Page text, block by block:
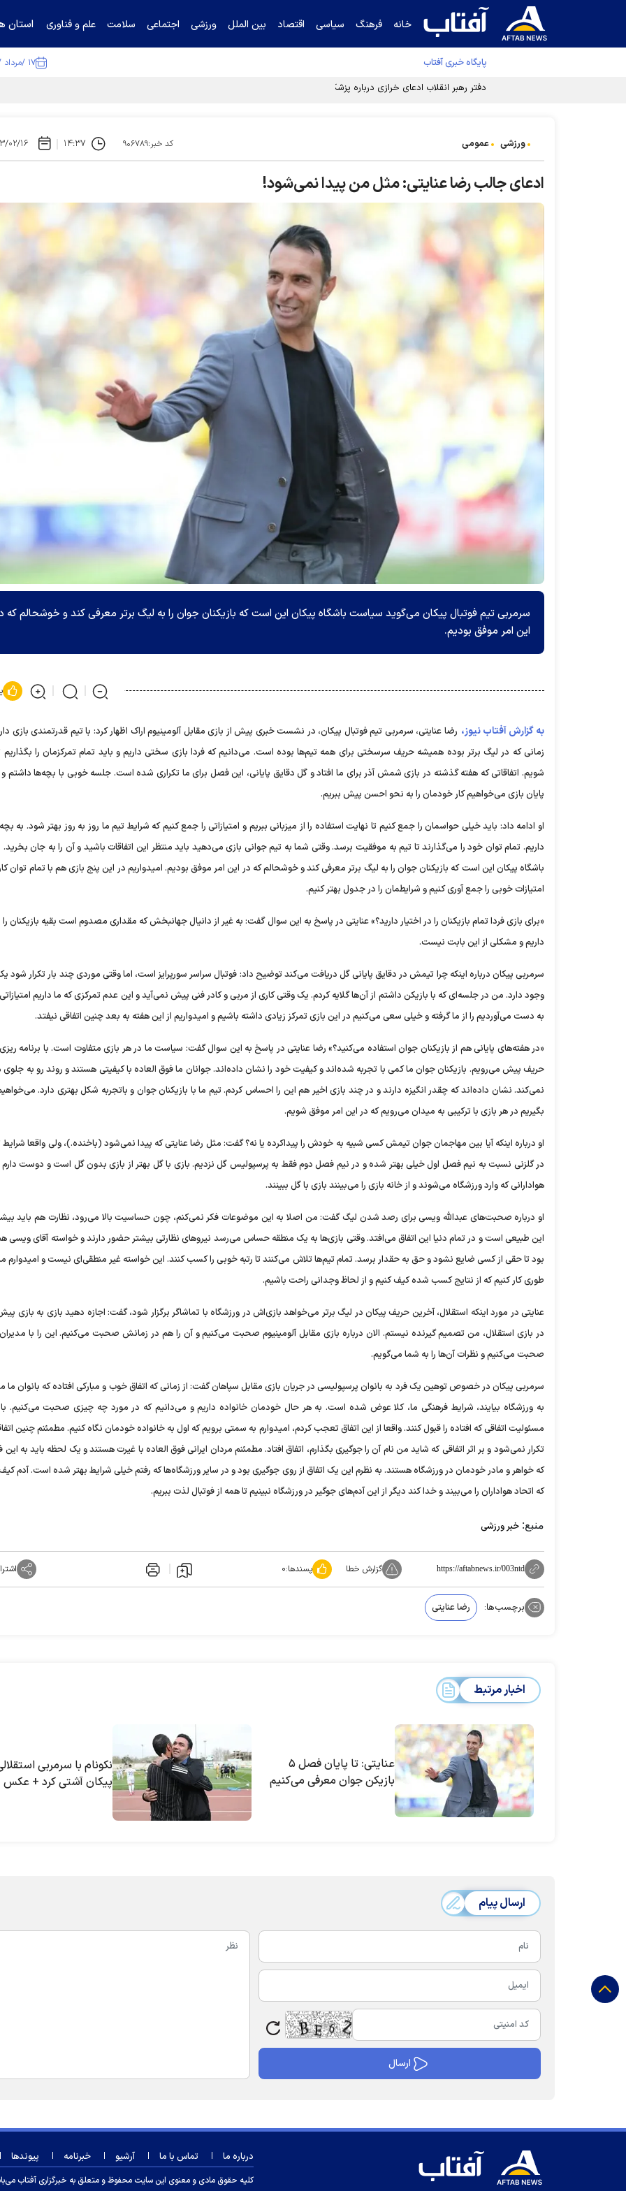
خانه فرهنگ سیاسی اقتصاد بین الملل ورزشی اجتماعی سلامت علم و فناوری استان
پایگاه خبری آفتاب ۱۷ /مرداد /۱۴۰۵
دفتر رهبر انقلاب ادعای خرازی درباره پزشکیان را تکذیب کرد
ورزشی عمومی کد خبر:۹۰۶۷۸۹ ۱۴:۳۷ ۱۴۰۳/
ادعای جالب رضا عنایتی: مثل من پیدا نمی‌شود!
سرمربی تیم فوتبال پیکان می‌گوید سیاست باشگاه پیکان این است که بازیکنان جوان را به لیگ برتر معرفی کند و خوشحالم که
این امر موفق بودیم.
به گزارش آفتاب نیوز، رضا عنایتی، سرمربی تیم فوتبال پیکان، در نشست خبری پیش از بازی مقابل آلومینیوم اراک اظهار کرد: با تیم قدرتمندی بازی
زمانی که در لیگ برتر بوده همیشه حریف سرسختی برای همه تیم‌ها بوده است. می‌دانیم که فردا بازی سختی داریم و باید تمام تمرکزمان را بگذاریم
شویم. اتفاقاتی که هفته گذشته در بازی شمش آذر برای ما افتاد و گل دقایق پایانی، این فصل برای ما تکراری شده است. جلسه خوبی با بچه‌ها داشتم
پایان بازی می‌خواهیم کار خودمان را به نحو احسن پیش ببریم.
او ادامه داد: باید خیلی حواسمان را جمع کنیم تا نهایت استفاده را از میزبانی ببریم و امتیازاتی را جمع کنیم که شرایط تیم ما روز به روز بهتر شود. به
داریم. تمام توان خود را می‌گذارند تا تیم به موفقیت برسد. وقتی شما به تیم جوانی بازی می‌دهید باید منتظر این اتفاقات باشید و آن را به جان
باشگاه پیکان این است که بازیکنان جوان را به لیگ برتر معرفی کند و خوشحالم که در این امر موفق بودیم. امیدواریم در این پنج بازی هم با تمام توان
امتیازات خوبی را جمع آوری کنیم و شرایطمان را در جدول بهتر کنیم.
«برای بازی فردا تمام بازیکنان را در اختیار دارید؟» عنایتی در پاسخ به این سوال گفت: به غیر از دانیال جهانبخش که مقداری مصدوم است بقیه بازیکنان را
داریم و مشکلی از این بابت نیست.
سرمربی پیکان درباره اینکه چرا تیمش در دقایق پایانی گل دریافت می‌کند توضیح داد: فوتبال سراسر سورپرایز است، اما وقتی موردی چند بار تکرار شود
وجود دارد. من در جلسه‌ای که با بازیکن داشتم از آن‌ها گلایه کردم. یک وقتی کاری از مربی و کادر فنی پیش نمی‌آید و این عدم تمرکزی که ما داریم
به دست می‌آوردیم را از ما گرفته و خیلی سعی می‌کنیم در این بازی تمرکز زیادی داشته باشیم و امیدواریم از این هفته به بعد چنین اتفاقی نیفتد.
«در هفته‌های پایانی هم از بازیکنان جوان استفاده می‌کنید؟» رضا عنایتی در پاسخ به این سوال گفت: سیاست ما در هر بازی متفاوت است. با برنامه ریزی
حریف پیش می‌رویم. بازیکنان جوان ما کمی با تجربه شده‌اند و کیفیت خود را نشان داده‌اند. جوانان ما فوق العاده با کیفیتی هستند و روند رو به جلوی
نمی‌کند. نشان داده‌اند که چقدر انگیزه دارند و در چند بازی اخیر هم این را احساس کردم. تیم ما با بازیکنان جوان و باتجربه شکل بهتری دارد.
بگیریم در هر بازی با ترکیبی به میدان می‌رویم که در این امر موفق شویم.
او درباره اینکه آیا بین مهاجمان جوان تیمش کسی شبیه به خودش را پیداکرده یا نه؟ گفت: مثل رضا عنایتی که پیدا نمی‌شود (باخنده.)، ولی واقعا
در گلزنی نسبت به نیم فصل اول خیلی بهتر شده و در نیم فصل دوم فقط به پرسپولیس گل نزدیم. بازی با گل بهتر از بازی بدون گل است و دوست دارم
هوادارانی که وارد ورزشگاه می‌شوند و از خانه بازی را می‌بینند بازی با گل ببینند.
او درباره صحبت‌های عبدالله ویسی برای رصد شدن لیگ گفت: من اصلا به این موضوعات فکر نمی‌کنم، چون حساسیت بالا می‌رود، نظارت هم باید
این طبیعی است و در تمام دنیا این اتفاق می‌افتد. وقتی بازی‌ها به یک منطقه حساس می‌رسد نیرو‌های نظارتی بیشتر حضور دارند و خواسته آقای ویسی
بود تا حقی از کسی ضایع نشود و حق به حقدار برسد. تمام تیم‌ها تلاش می‌کنند تا رتبه خوبی را کسب کنند. این خواسته غیر منطقی‌ای نیست و امیدوارم
طوری کار کنیم که از نتایج کسب شده کیف کنیم و از لحاظ وجدانی راحت باشیم.
عنایتی در مورد اینکه استقلال، آخرین حریف پیکان در لیگ برتر می‌خواهد بازی‌اش در ورزشگاه با تماشاگر برگزار شود، گفت: اجازه دهید بازی به بازی
در بازی استقلال، من تصمیم گیرنده نیستم. الان درباره بازی مقابل آلومینیوم صحبت می‌کنیم و آن را هم در زمانش صحبت می‌کنیم. این را با
صحبت می‌کنیم و نظرات آن‌ها را به شما می‌گویم.
سرمربی پیکان در خصوص توهین یک فرد به بانوان پرسپولیسی در جریان بازی مقابل سپاهان گفت: از زمانی که اتفاق خوب و مبارکی افتاده که بانوان ما
به ورزشگاه بیایند، شرایط فرهنگی ما، کلا عوض شده است. به هر حال خودمان خانواده داریم و می‌دانیم که در مورد چه چیزی صحبت می‌کنیم.
مسئولیت اتفاقی که افتاده را قبول کنند. واقعا از این اتفاق تعجب کردم، امیدوارم به سمتی برویم که اول به خانواده خودمان نگاه کنیم. مطمئنم چنین
تکرار نمی‌شود و بر اثر اتفاقی که شاید من نام آن را جوگیری بگذارم، اتفاق افتاد. مطمئنم مردان ایرانی فوق العاده با غیرت هستند و یک لحظه باید به این
که خواهر و مادر خودمان در ورزشگاه هستند. به نظرم این یک اتفاق از روی جوگیری بود و در سایر ورزشگاه‌ها که رفتم خیلی شرایط بهتر شده است. آدم
که اتحاد هواداران را می‌بیند و خدا کند دیگر از این آدم‌های جوگیر در ورزشگاه نبینیم تا همه از فوتبال لذت ببریم.
منبع: خبر ورزشی
https://aftabnews.ir/003ntd گزارش خطا پسندها:۰
برچسب‌ها: رضا عنایتی
اخبار مرتبط
عنایتی: تا پایان فصل ۵
بازیکن جوان معرفی می‌کنیم
نکونام با سرمربی
پیکان آشتی کرد + عکس
ارسال پیام
درباره ما تماس با ما آرشیو خبرنامه پیوندها
کلیه حقوق مادی و معنوی این سایت محفوظ و متعلق به خبرگزاری آفتاب